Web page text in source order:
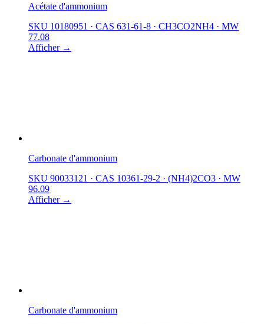
Acétate d'ammonium
SKU 10180951 · CAS 631-61-8 · CH3CO2NH4 · MW
77.08
Afficher →
Carbonate d'ammonium
SKU 90033121 · CAS 10361-29-2 · (NH4)2CO3 · MW
96.09
Afficher →
Carbonate d'ammonium